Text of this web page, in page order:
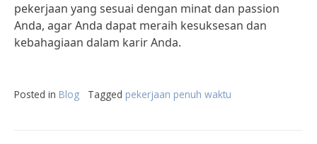
pekerjaan yang sesuai dengan minat dan passion
Anda, agar Anda dapat meraih kesuksesan dan
kebahagiaan dalam karir Anda.
Posted in Blog Tagged pekerjaan penuh waktu